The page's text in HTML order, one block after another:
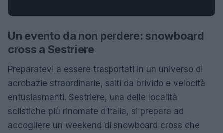
Un evento da non perdere: snowboard
cross a Sestriere
Preparatevi a essere trasportati in un universo di
acrobazie straordinarie, salti da brivido e velocità
entusiasmanti. Sestriere, una delle località
sciistiche più rinomate d’Italia, si prepara ad
accogliere un weekend di snowboard cross che